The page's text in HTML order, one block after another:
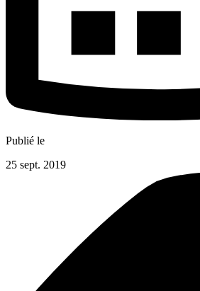
Publié le
25 sept. 2019